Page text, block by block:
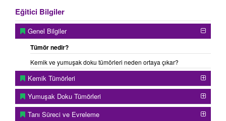
Eğitici Bilgiler
Genel Bilgiler
Tümör nedir?
Kemik ve yumuşak doku tümörleri neden ortaya çıkar?
Kemik Tümörleri
Yumuşak Doku Tümörleri
Tanı Süreci ve Evreleme